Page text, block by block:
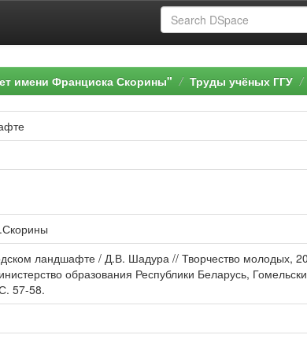
имени Франциска Скорины" Труды учёных ГГУ
ландшафте / Д.В. Шадура // Творчество молодых,
образования Республики Беларусь,
57-58.